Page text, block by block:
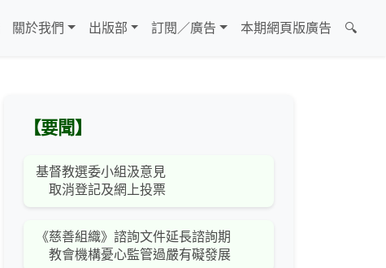
關於我們 出版部 訂閱／廣告 本期網頁版廣告 🔍
【要聞】
基督教選委小組汲意見
取消登記及網上投票
《慈善組織》諮詢文件延長諮詢期
教會機構憂心監管過嚴有礙發展